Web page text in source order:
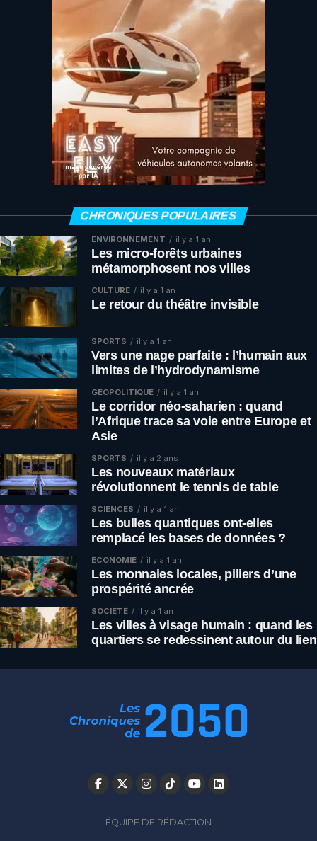
CHRONIQUES POPULAIRES
ENVIRONNEMENT il y a 1 an
Les micro-forêts urbaines
métamorphosent nos villes
CULTURE il y a 1 an
Le retour du théâtre invisible
SPORTS il y a 1 an
Vers une nage parfaite : l’humain aux
limites de l’hydrodynamisme
GÉOPOLITIQUE il y a 1 an
Le corridor néo-saharien : quand
l’Afrique trace sa voie entre Europe et
Asie
SPORTS il y a 2 ans
Les nouveaux matériaux
révolutionnent le tennis de table
SCIENCES il y a 1 an
Les bulles quantiques ont-elles
remplacé les bases de données ?
ÉCONOMIE il y a 1 an
Les monnaies locales, piliers d’une
prospérité ancrée
SOCIÉTÉ il y a 1 an
Les villes à visage humain : quand les
quartiers se redessinent autour du lien
ÉQUIPE DE RÉDACTION